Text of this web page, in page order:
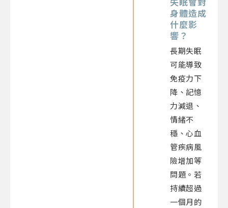
身體造成
什麼影
響？
長期失眠
可能導致
免疫力下
降、記憶
力減退、
情緒不
穩、心血
管疾病風
險增加等
問題。若
持續超過
一個月的